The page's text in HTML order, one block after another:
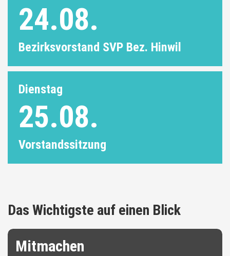
24.08.
Bezirksvorstand SVP Bez. Hinwil
Dienstag
25.08.
Vorstandssitzung
Das Wichtigste auf einen Blick
Mitmachen